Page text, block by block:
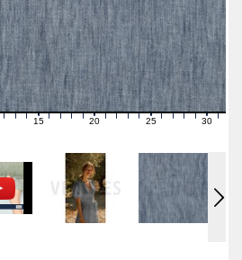
131415 16171819 2122232425 2627282930 31